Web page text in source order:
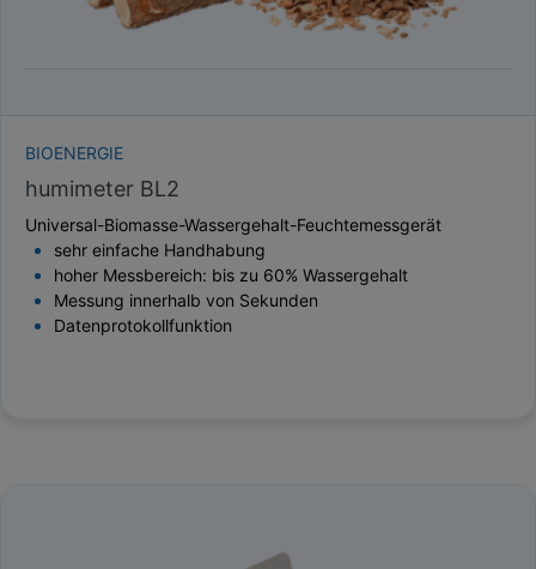
BIOENERGIE
humimeter BL2
Universal-Biomasse-Wassergehalt-Feuchtemessgerät
sehr einfache Handhabung
hoher Messbereich: bis zu 60% Wassergehalt
Messung innerhalb von Sekunden
Datenprotokollfunktion